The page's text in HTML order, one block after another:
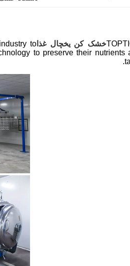
خشک کن یخچال غذا to
to preserve their nutrients